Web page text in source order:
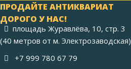
ПРОДАЙТЕ АНТИКВАРИАТ
ДОРОГО У НАС!
площадь Журавлёва, 10, стр. 3
(40 метров от м. Электрозаводская)
+7 999 780 67 79